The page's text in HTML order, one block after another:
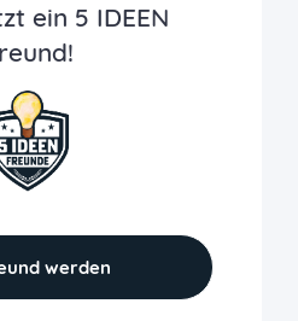
ein 5 IDEEN
werden